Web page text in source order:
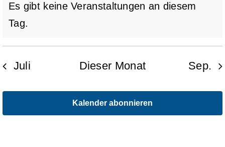
Hinweis
Es gibt keine Veranstaltungen an diesem
Tag.
Juli Dieser Monat Sep.
Kalender abonnieren